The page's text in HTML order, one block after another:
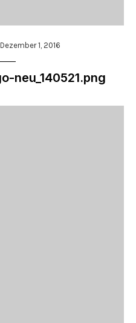
Dezember 1, 2016
neu_140521.png